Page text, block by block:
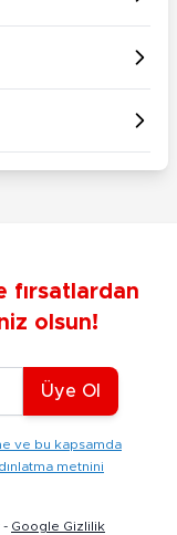
fırsatlardan
olsun!
Üye Ol
ve bu kapsamda
metnini
- Google Gizlilik